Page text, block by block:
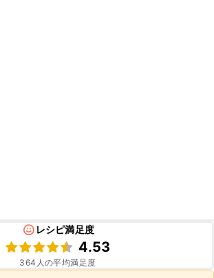
レシピ満足度
4.53
364 人の平均満足度